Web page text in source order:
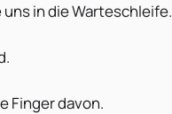
in die Warteschleife.
Finger davon.